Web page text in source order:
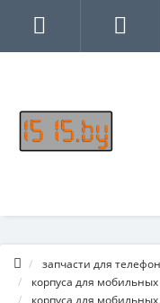
запчасти для
корпуса для
корпуса для